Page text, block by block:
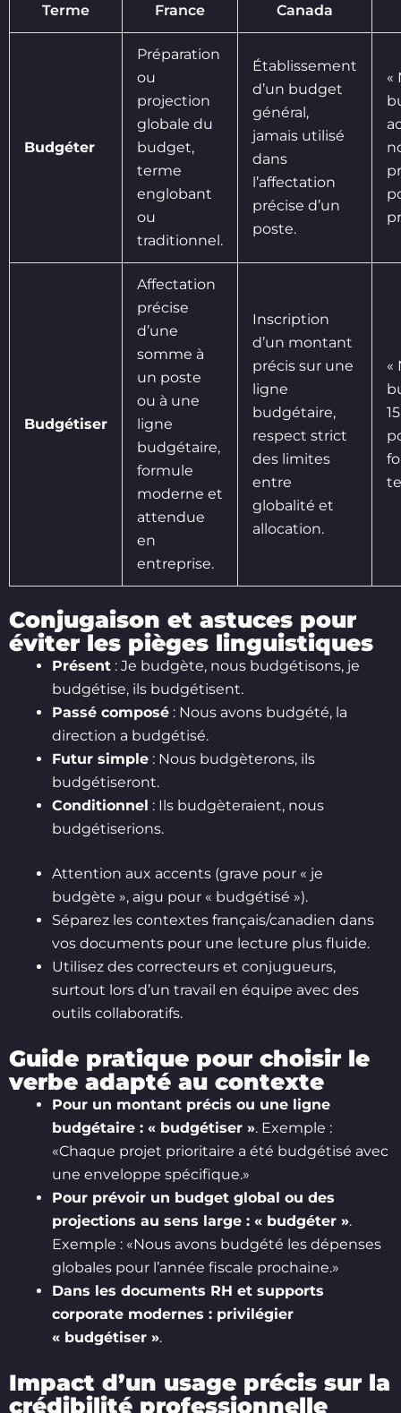
Terme
France Canada
Budgéter
Préparation
ou
projection
globale du
budget,
terme
englobant
ou
traditionnel.
Établissement
d’un budget
général,
jamais utilisé
dans
l’affectation
précise d’un
poste.
«
Budgétiser
Affectation
précise
d’une
somme à
un poste
ou à une
ligne
budgétaire,
formule
moderne et
attendue
en
entreprise.
Inscription
d’un montant
précis sur une
ligne
budgétaire,
respect strict
des limites
entre
globalité et
allocation.
«
Conjugaison et astuces pour
éviter les pièges linguistiques
Présent : Je budgète, nous budgétisons, je
budgétise, ils budgétisent.
Passé composé : Nous avons budgété, la
direction a budgétisé.
Futur simple : Nous budgèterons, ils
budgétiseront.
Conditionnel : Ils budgèteraient, nous
budgétiserions.
Attention aux accents (grave pour « je
budgète », aigu pour « budgétisé »).
Séparez les contextes français/canadien dans
vos documents pour une lecture plus fluide.
Utilisez des correcteurs et conjugueurs,
surtout lors d’un travail en équipe avec des
outils collaboratifs.
Guide pratique pour choisir le
verbe adapté au contexte
Pour un montant précis ou une ligne
budgétaire : « budgétiser ». Exemple :
«Chaque projet prioritaire a été budgétisé avec
une enveloppe spécifique.»
Pour prévoir un budget global ou des
projections au sens large : « budgéter ».
Exemple : «Nous avons budgété les dépenses
globales pour l’année fiscale prochaine.»
Dans les documents RH et supports
corporate modernes : privilégier
« budgétiser ».
Impact d’un usage précis sur la
crédibilité professionnelle